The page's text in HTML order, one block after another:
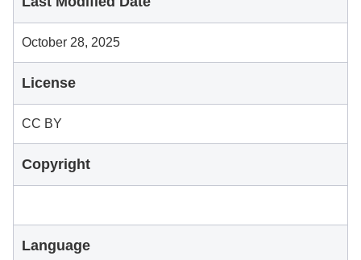
October 28, 2025
License
CC BY
Copyright
Language